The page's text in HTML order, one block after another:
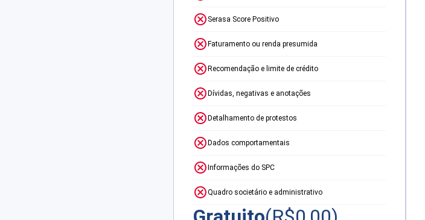
Serasa Score Positivo
Faturamento ou renda presumida
Recomendação e limite de crédito
Dívidas, negativas e anotações
Detalhamento de protestos
Dados comportamentais
Informações do SPC
Quadro societário e administrativo